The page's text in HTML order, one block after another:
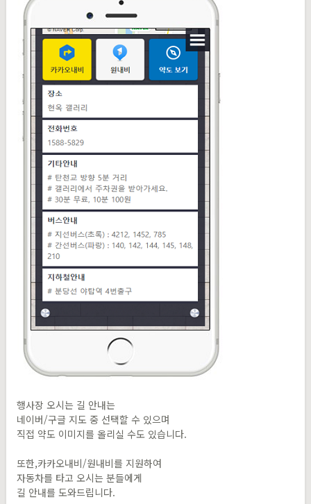
행사장 오시는 길 안내는
네이버/구글 지도 중 선택할 수 있으며
직접 약도 이미지를 올리실 수도 있습니다.
또한,카카오내비/원내비를 지원하여
자동차를 타고 오시는 분들에게
길 안내를 도와드립니다.